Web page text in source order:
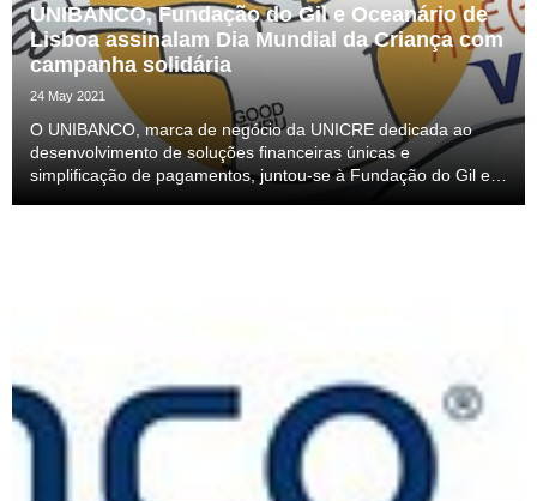
UNIBANCO, Fundação do Gil e Oceanário de
Lisboa assinalam Dia Mundial da Criança com
campanha solidária
24 May 2021
O UNIBANCO, marca de negócio da UNICRE dedicada ao
desenvolvimento de soluções financeiras únicas e
simplificação de pagamentos, juntou-se à Fundação do Gil e